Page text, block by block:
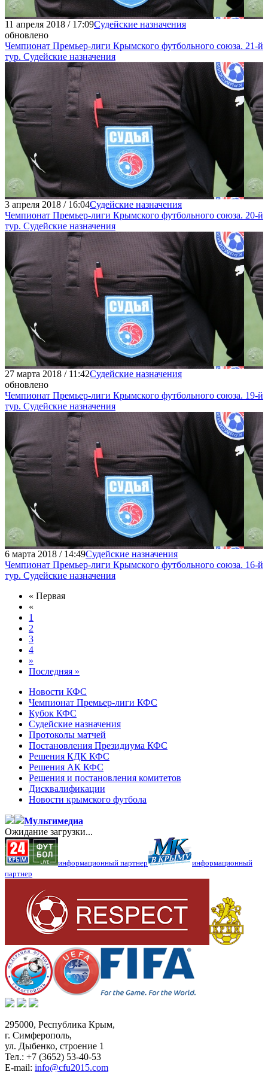
11 апреля 2018 / 17:09Судейские назначения
обновлено
Чемпионат Премьер-лиги Крымского футбольного союза. 21-й
тур. Судейские назначения
3 апреля 2018 / 16:04Судейские назначения
Чемпионат Премьер-лиги Крымского футбольного союза. 20-й
тур. Судейские назначения
27 марта 2018 / 11:42Судейские назначения
обновлено
Чемпионат Премьер-лиги Крымского футбольного союза. 19-й
тур. Судейские назначения
6 марта 2018 / 14:49Судейские назначения
Чемпионат Премьер-лиги Крымского футбольного союза. 16-й
тур. Судейские назначения
« Первая
«
1
2
3
4
»
Последняя »
Новости КФС
Чемпионат Премьер-лиги КФС
Кубок КФС
Судейские назначения
Протоколы матчей
Постановления Президиума КФС
Решения КДК КФС
Решения АК КФС
Решения и постановления комитетов
Дисквалификации
Новости крымского футбола
Мультимедиа
Ожидание загрузки...
информационный партнер
информационный
партнер
295000, Республика Крым,
г. Симферополь,
ул. Дыбенко, строение 1
Тел.: +7 (3652) 53-40-53
E-mail: info@cfu2015.com